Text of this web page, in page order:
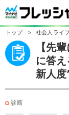
トップ > 社会人ライフ
【先
に答
新人度
診断